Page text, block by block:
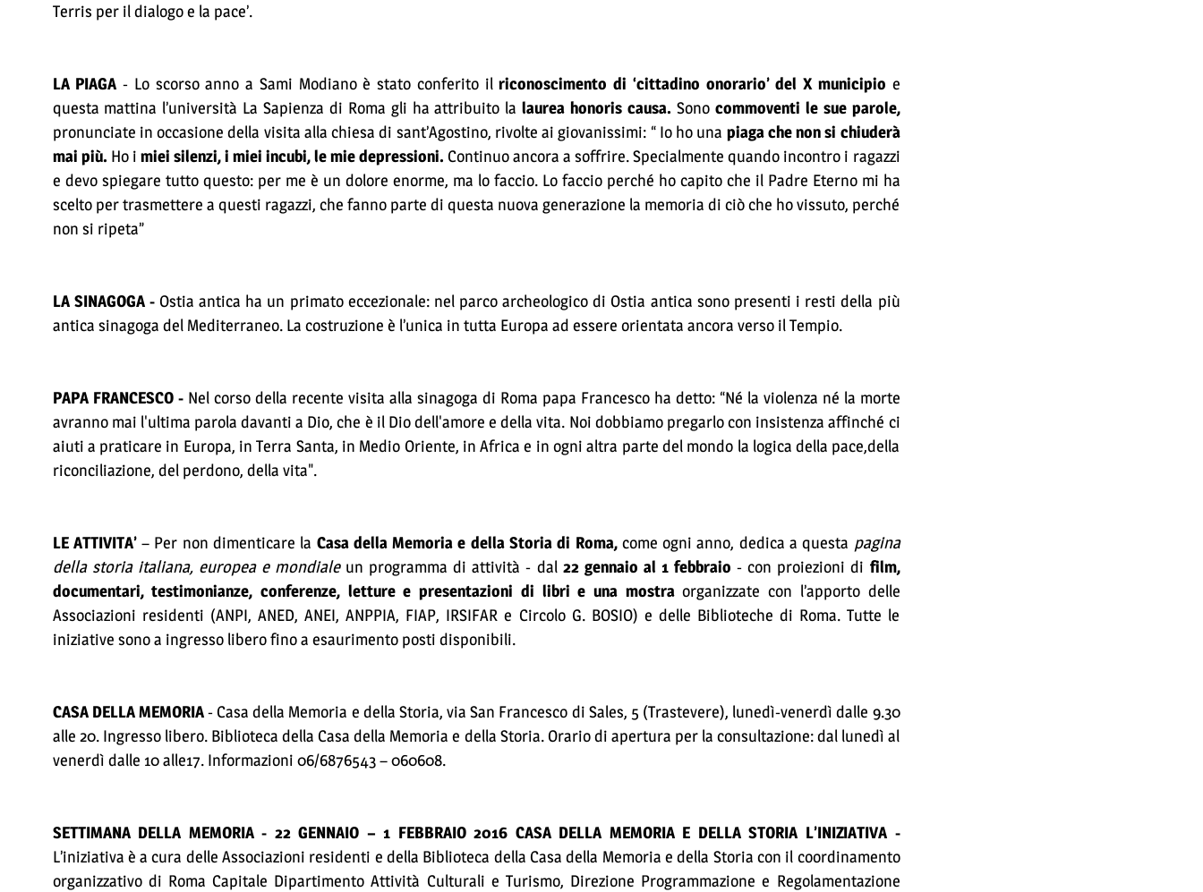
Terris per il dialogo e la pace’.
LA PIAGA - Lo scorso anno a Sami Modiano è stato conferito ilriconoscimento di ‘cittadino onorario’ del X municipio e
questa mattina l’università La Sapienza di Roma gli ha attribuito lalaurea honoris causa. Sono commoventi le sue parole,
pronunciate in occasione della visita alla chiesa di sant’Agostino, rivolte ai giovanissimi: “ Io ho una piaga che non si chiuderà
mai più. Ho i miei silenzi, i miei incubi, le mie depressioni. Continuo ancora a soffrire. Specialmente quando incontro i ragazzi
e devo spiegare tutto questo: per me è un dolore enorme, ma lo faccio. Lo faccio perché ho capito che il Padre Eterno mi ha
scelto per trasmettere a questi ragazzi, che fanno parte di questa nuova generazione la memoria di ciò che ho vissuto, perché
non si ripeta”
LA SINAGOGA -Ostia antica ha un primato eccezionale: nel parco archeologico di Ostia antica sono presenti i resti della più
antica sinagoga del Mediterraneo. La costruzione è l’unica in tutta Europa ad essere orientata ancora verso il Tempio.
PAPA FRANCESCO -Nel corso della recente visita alla sinagoga di Roma papa Francesco ha detto: “Né la violenza né la morte
avranno mai l'ultima parola davanti a Dio, che è il Dio dell'amore e della vita. Noi dobbiamo pregarlo con insistenza affinché ci
aiuti a praticare in Europa, in Terra Santa, in Medio Oriente, in Africa e in ogni altra parte del mondo la logica della pace,della
riconciliazione, del perdono, della vita".
LE ATTIVITA’– Per non dimenticare la Casa della Memoria e della Storia di Roma,come ogni anno, dedica a questa pagina
della storia italiana, europea e mondialeun programma di attività - dal 22 gennaio al 1 febbraio- con proiezioni di film,
documentari, testimonianze, conferenze, letture e presentazioni di libri e una mostraorganizzate con l’apporto delle
Associazioni residenti (ANPI, ANED, ANEI, ANPPIA, FIAP, IRSIFAR e Circolo G. BOSIO) e delle Biblioteche di Roma. Tutte le
iniziative sono a ingresso libero fino a esaurimento posti disponibili.
CASA DELLA MEMORIA- Casa della Memoria e della Storia, via San Francesco di Sales, 5 (Trastevere), lunedì-venerdì dalle 9.30
alle 20. Ingresso libero. Biblioteca della Casa della Memoria e della Storia. Orario di apertura per la consultazione: dal lunedì al
venerdì dalle 10 alle17. Informazioni 06/6876543 – 060608.
SETTIMANA DELLA MEMORIA - 22 GENNAIO – 1 FEBBRAIO 2016 CASA DELLA MEMORIA E DELLA STORIA L’INIZIATIVA -
L’iniziativa è a cura delle Associazioni residenti e della Biblioteca della Casa della Memoria e della Storia con il coordinamento
organizzativo di Roma Capitale Dipartimento Attività Culturali e Turismo, Direzione Programmazione e Regolamentazione